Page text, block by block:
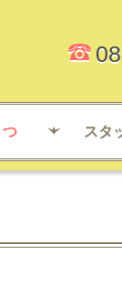
つ スタ